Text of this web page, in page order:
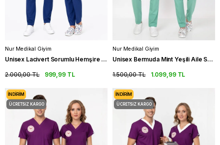
Nur Medikal Giyim
Unisex Lacivert Sorumlu Hemşire Scrubs Üniforma Takım Patriot Blue(Sağlık Bakanlığı Yeni Yön. Uygun)
999,99 TL
2.000,00 TL
Nur Medikal Giyim
Unisex Bermuda Mint Yeşili Aile Sağlığı Çalışanları Scrubs Üniforma Takım (Sağlık Bak. Yön. Uygun)
1.099,99 TL
1.500,00 TL
İNDIRIM
ÜCRETSIZ KARGO
İNDIRIM
ÜCRETSIZ KARGO